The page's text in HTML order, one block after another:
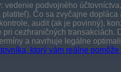
podvojného
Čo sa zvyčajne
audit (ak je povinný),
cezhraničných
a navrhuje legálne
ktorý vám reálne pomôže